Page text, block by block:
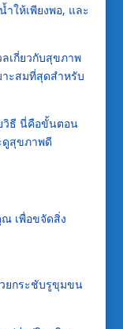
ให้เพียงพอ, และ
เกี่ยวกับสุขภาพ
าะสมที่สุดสำหรับ
วิธี นี่คือขั้นตอน
สุขภาพดี
เพื่อขจัดสิ่ง
ยกระชับรูขุมขน